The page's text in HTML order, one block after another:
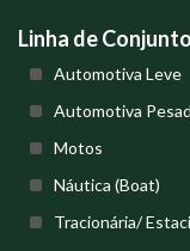
Linha de
Automotiva Leve
Automotiva
Motos
Náutica (Boat)
Tracionária/